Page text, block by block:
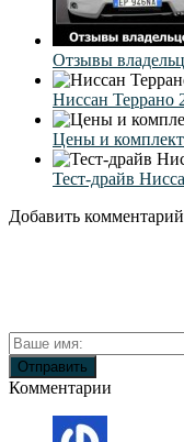
Отзывы
Ниссан Террано
Цены и
Тест-драйв
Добавить комментарий
Комментарии